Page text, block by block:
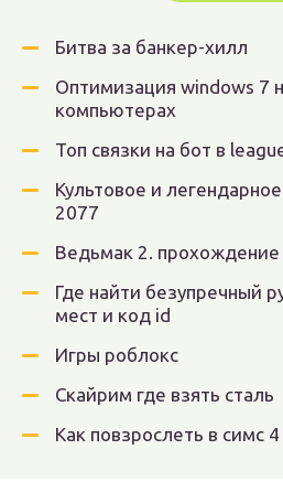
Битва за банкер-хилл
Оптимизация windows 7
компьютерах
Топ связки на бот в
Культовое и
2077
Ведьмак 2. прохождение
Где найти безупречный
мест и код id
Игры роблокс
Скайрим где взять сталь
Как повзрослеть в симс 4